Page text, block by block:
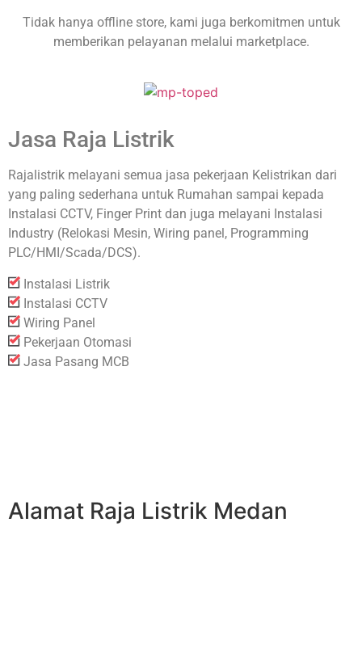
Tidak hanya offline store, kami juga berkomitmen untuk
memberikan pelayanan melalui marketplace.
Jasa Raja Listrik
Rajalistrik melayani semua jasa pekerjaan Kelistrikan dari
yang paling sederhana untuk Rumahan sampai kepada
Instalasi CCTV, Finger Print dan juga melayani Instalasi
Industry (Relokasi Mesin, Wiring panel, Programming
PLC/HMI/Scada/DCS).
Instalasi Listrik
Instalasi CCTV
Wiring Panel
Pekerjaan Otomasi
Jasa Pasang MCB
Alamat Raja Listrik Medan